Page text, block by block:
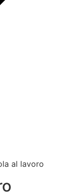
al lavoro